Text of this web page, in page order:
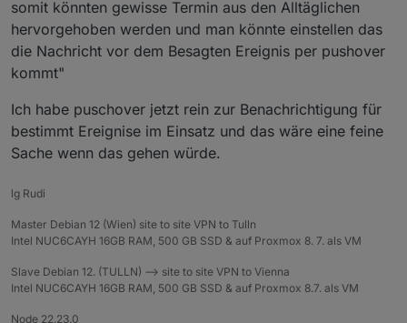
somit könnten gewisse Termin aus den Alltäglichen
hervorgehoben werden und man könnte einstellen das
die Nachricht vor dem Besagten Ereignis per pushover
kommt"
Ich habe puschover jetzt rein zur Benachrichtigung für
bestimmt Ereignise im Einsatz und das wäre eine feine
Sache wenn das gehen würde.
lg Rudi
Master Debian 12 (Wien) site to site VPN to Tulln
Intel NUC6CAYH 16GB RAM, 500 GB SSD & auf Proxmox 8. 7. als VM
Slave Debian 12. (TULLN) --> site to site VPN to Vienna
Intel NUC6CAYH 16GB RAM, 500 GB SSD & auf Proxmox 8.7. als VM
Node 22.23.0